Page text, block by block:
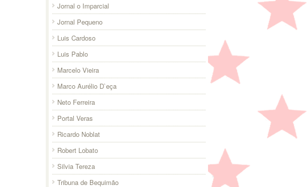
Jornal o Imparcial
Jornal Pequeno
Luis Cardoso
Luis Pablo
Marcelo Vieira
Marco Aurélio D`eça
Neto Ferreira
Portal Veras
Ricardo Noblat
Robert Lobato
Silvia Tereza
Tribuna de Bequimão